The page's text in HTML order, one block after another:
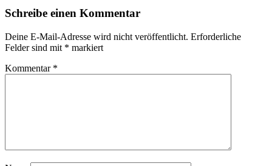
Schreibe einen Kommentar
Deine E-Mail-Adresse wird nicht veröffentlicht. Erforderliche
Felder sind mit * markiert
Kommentar *